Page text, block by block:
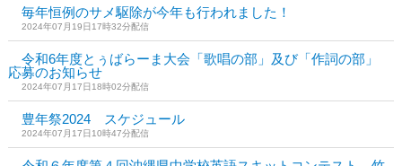
毎年恒例のサメ駆除が今年も行われました！
2024年07月19日17時32分配信
令和6年度とぅばらーま大会「歌唱の部」及び「作詞の部」
応募のお知らせ
2024年07月17日18時02分配信
豊年祭2024 スケジュール
2024年07月17日10時47分配信